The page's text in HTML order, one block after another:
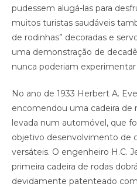
pudessem alugá-las para
muitos turistas saudáveis
de rodinhas” decoradas e
uma demonstração de
nunca poderiam experimentar
No ano de 1933 Herbert A.
encomendou uma cadeira de
levada num automóvel, que
objetivo desenvolvimento de
versáteis. O engenheiro H.C.
primeira cadeira de rodas
devidamente patenteado